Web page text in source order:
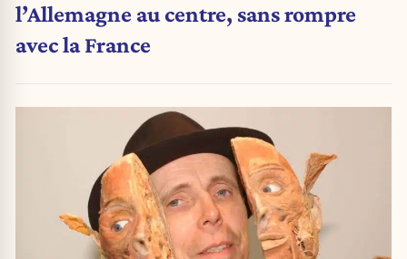
l’Allemagne au centre, sans rompre
avec la France